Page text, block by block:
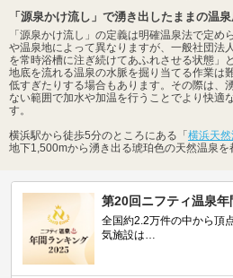
「源泉かけ流し」で湧き出したままの温
「源泉かけ流し」の定義は明確温泉法で定
や温泉地によって異なりますが、一般社団法
を常時浴槽に注ぎ続けてあふれさせる状態」
地底を流れる温泉の水脈を掘り当てる作業は
低すぎたりする場合もあります。その際は、
ない範囲で加水や加温を行うことでより快適
す。
横浜駅から徒歩5分のところにある「 横浜天
地下1,500mから湧き出る琥珀色の天然温泉を
第20回ニフティ温泉
全国約2.2万件の中から頂
気施設は…